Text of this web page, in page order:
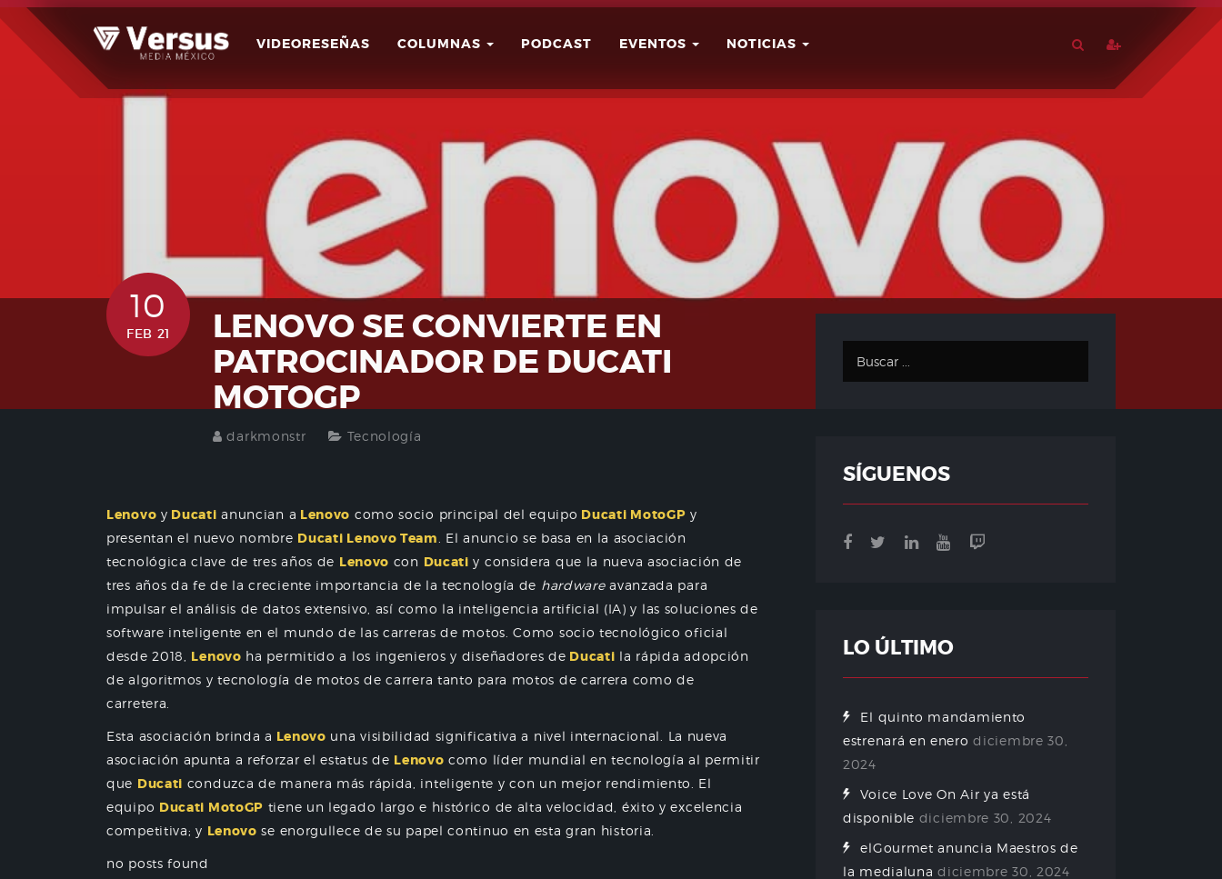
Skip
to
content
VIDEORESEÑAS COLUMNAS PODCAST EVENTOS NOTICIAS
10
FEB 21
LENOVO SE CONVIERTE EN
PATROCINADOR DE DUCATI
MOTOGP
darkmonstr Tecnología
Lenovo y Ducati anuncian a Lenovo como socio principal del equipo Ducati MotoGP y
presentan el nuevo nombre Ducati Lenovo Team
. El anuncio se basa en la asociación
tecnológica clave de tres años de Lenovo con Ducati y considera que la nueva asociación de
tres años da fe de la creciente importancia de la tecnología de hardwareavanzada para
impulsar el análisis de datos extensivo, así como la inteligencia artificial (IA) y las soluciones de
software inteligente en el mundo de las carreras de motos. Como socio tecnológico oficial
desde 2018, Lenovo ha permitido a los ingenieros y diseñadores de Ducati la rápida adopción
de algoritmos y tecnología de motos de carrera tanto para motos de carrera como de
carretera.
Esta asociación brinda a Lenovo una visibilidad significativa a nivel internacional. La nueva
asociación apunta a reforzar el estatus de Lenovo como líder mundial en tecnología al permitir
que Ducati conduzca de manera más rápida, inteligente y con un mejor rendimiento. El
equipo Ducati MotoGP tiene un legado largo e histórico de alta velocidad, éxito y excelencia
competitiva; y Lenovo se enorgullece de su papel continuo en esta gran historia.
no posts found
SÍGUENOS
LO ÚLTIMO
El quinto mandamiento
estrenará en enero diciembre 30,
2024
Voice Love On Air ya está
disponible diciembre 30, 2024
elGourmet anuncia Maestros de
la medialuna diciembre 30, 2024